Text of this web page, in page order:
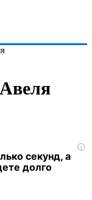
i
секунд, а
долго